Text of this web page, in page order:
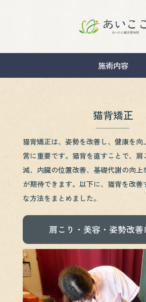
施術内容
猫背矯正
猫背矯正は、姿勢を改善し、健康を向
常に重要です。猫背を直すことで、肩
減、内臓の位置改善、基礎代謝の向上
が期待できます。以下に、猫背を改善
な方法をまとめました。
肩こり・美容・姿勢改善